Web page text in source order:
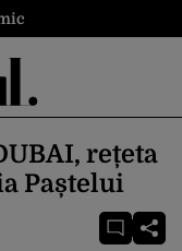
rețeta
Paștelui